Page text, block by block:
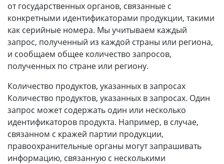
от государственных органов, связанные с
конкретными идентификаторами продукции, такими
как серийные номера. Мы учитываем каждый
запрос, полученный из каждой страны или региона,
и сообщаем общее количество запросов,
полученных по стране или региону.
Количество продуктов, указанных в запросах
Количество продуктов, указанных в запросах. Один
запрос может содержать один или несколько
идентификаторов продукта. Например, в случае,
связанном с кражей партии продукции,
правоохранительные органы могут запрашивать
информацию, связанную с несколькими